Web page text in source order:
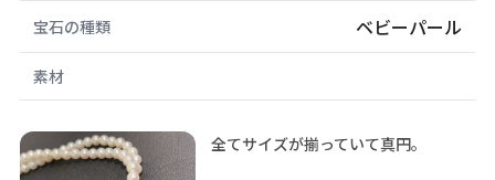
宝石の種類 ベビーパール
素材
全てサイズが揃っていて真円。